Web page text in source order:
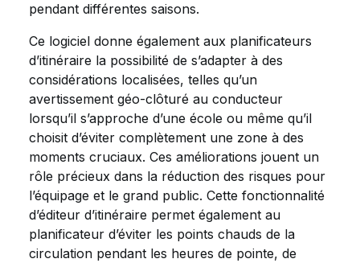
pendant différentes saisons.
Ce logiciel donne également aux planificateurs
d’itinéraire la possibilité de s’adapter à des
considérations localisées, telles qu’un
avertissement géo-clôturé au conducteur
lorsqu’il s’approche d’une école ou même qu’il
choisit d’éviter complètement une zone à des
moments cruciaux. Ces améliorations jouent un
rôle précieux dans la réduction des risques pour
l’équipage et le grand public. Cette fonctionnalité
d’éditeur d’itinéraire permet également au
planificateur d’éviter les points chauds de la
circulation pendant les heures de pointe, de